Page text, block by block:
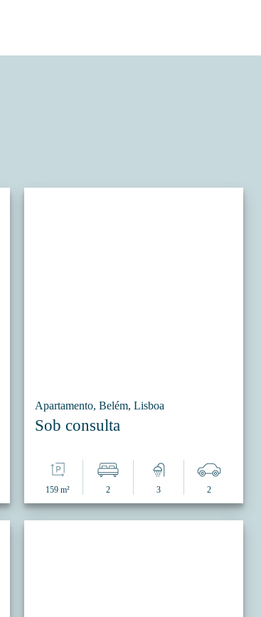
Apartamento, Belém, Lisboa
Sob consulta
159 m² 2 3 2